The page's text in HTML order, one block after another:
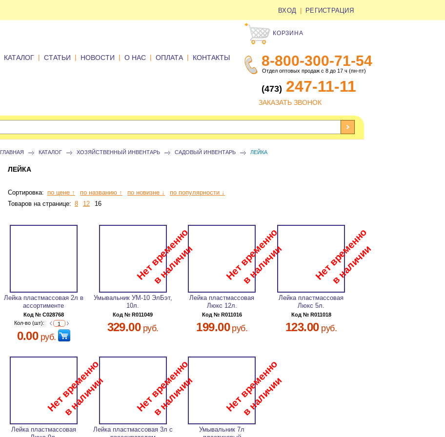
ВХОД РЕГИСТРАЦИЯ
КОРЗИНА
8-800-300-71-54
Отдел оптовых продаж с 8 до 17 ч (пн-пт)
(473) 247-11-11
ЗАКАЗАТЬ ЗВОНОК
КАТАЛОГ | СТАТЬИ | НОВОСТИ | О НАС | ОПЛАТА | КОНТАКТЫ
ГЛАВНАЯ КАТАЛОГ ХОЗЯЙСТВЕННЫЙ ИНВЕНТАРЬ САДОВЫЙ ИНВЕНТАРЬ ЛЕЙКА
ЛЕЙКА
Сортировка: по цене ↑ по названию ↑ по новизне ↓
по популярности ↓
Товаров на странице: 8 12 16
Лейка пластмассовая 2л в
ассортименте
Код № C028768
Кол-во (шт):
0.00руб.
Умывальник УМ-10 ЭлБэт,
10л.
Код № R011049
329.00руб.
Лейка пластмассовая
Люкс 12л.
Код № R011016
199.00руб.
Лейка пластмассовая
Люкс 5л.
Код № R011018
123.00руб.
Лейка пластмассовая
Лейка пластмассовая 3л с
Умывальник 7л